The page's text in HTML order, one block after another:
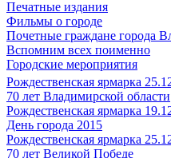
Печатные издания
Фильмы о городе
Почетные граждане города
Вспомним всех поименно
Городские мероприятия
Рождественская ярмарка
70 лет Владимирской области
Рождественская ярмарка
День города 2015
Рождественская ярмарка
70 лет Великой Победе